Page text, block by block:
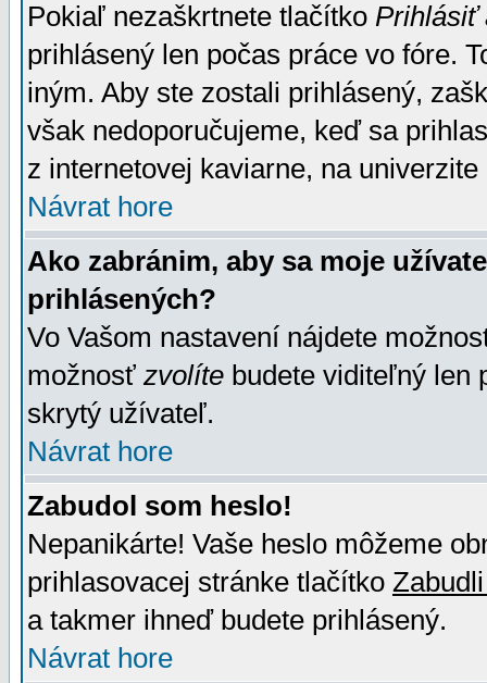
Pokiaľ nezaškrtnete tlačítko Prihlásiť
prihlásený len počas práce vo fóre.
iným. Aby ste zostali prihlásený,
však nedoporučujeme, keď sa
z internetovej kaviarne, na univerzite
Návrat hore
Ako zabránim, aby sa moje
prihlásených?
Vo Vašom nastavení nájdete
možnosť zvolíte budete viditeľný len
skrytý užívateľ.
Návrat hore
Zabudol som heslo!
Nepanikárte! Vaše heslo môžeme
prihlasovacej stránke tlačítko
a takmer ihneď budete prihlásený.
Návrat hore